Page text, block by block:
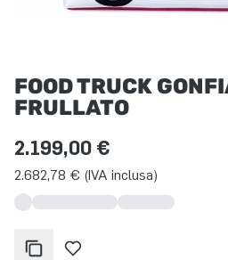
FOOD TRUCK
FRULLATO
2.199,00 €
2.682,78 € (IVA inclusa)